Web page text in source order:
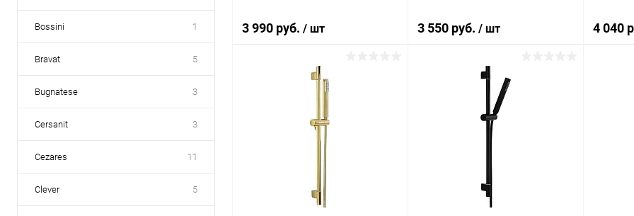
Bossini 1
Bravat 5
Bugnatese 3
Cersanit 3
Cezares 11
Clever 5
3 990 руб. / шт
В корзину
Купить в 1 клик
3 550 руб. / шт
В корзину
Купить в 1 клик
4 040